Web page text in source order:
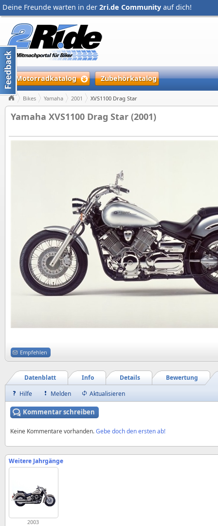
Deine Freunde warten in der 2ri.de Community auf dich!
Motorradkatalog Zubehörkatalog
Bikes Yamaha 2001 XVS1100 Drag Star
Yamaha XVS1100 Drag Star (2001)
Empfehlen
Bewertung
Details
Info
Datenblatt
Hilfe
Melden Aktualisieren
Kommentar schreiben
Keine Kommentare vorhanden.Gebe doch den ersten ab!
Weitere Jahrgänge
2003